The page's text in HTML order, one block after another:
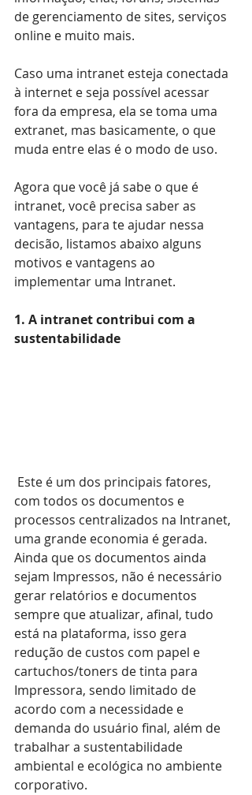
de gerenciamento de sites, serviços
online e muito mais.
Caso uma intranet esteja conectada
à internet e seja possível acessar
fora da empresa, ela se toma uma
extranet, mas basicamente, o que
muda entre elas é o modo de uso.
Agora que você já sabe o que é
intranet, você precisa saber as
vantagens, para te ajudar nessa
decisão, listamos abaixo alguns
motivos e vantagens ao
implementar uma Intranet.
1. A intranet contribui com a
sustentabilidade
com todos os documentos e
processos centralizados na Intranet,
uma grande economia é gerada.
Ainda que os documentos ainda
sejam Impressos, não é necessário
gerar relatórios e documentos
sempre que atualizar, afinal, tudo
está na plataforma, isso gera
redução de custos com papel e
cartuchos/toners de tinta para
Impressora, sendo limitado de
acordo com a necessidade e
demanda do usuário final, além de
trabalhar a sustentabilidade
ambiental e ecológica no ambiente
corporativo.